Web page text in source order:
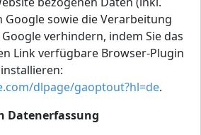
Google sowie die Verarbeitung
verhindern, indem Sie das
Link verfügbare Browser-Plugin
dlpage/gaoptout?hl=de.
Datenerfassung